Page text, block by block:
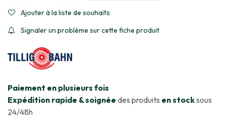
Ajouter à la liste de souhaits
Signaler un problème sur cette fiche produit
​Paiement en plusieurs fois
Expédition rapide & soignée des produits en stocksous
24/48h